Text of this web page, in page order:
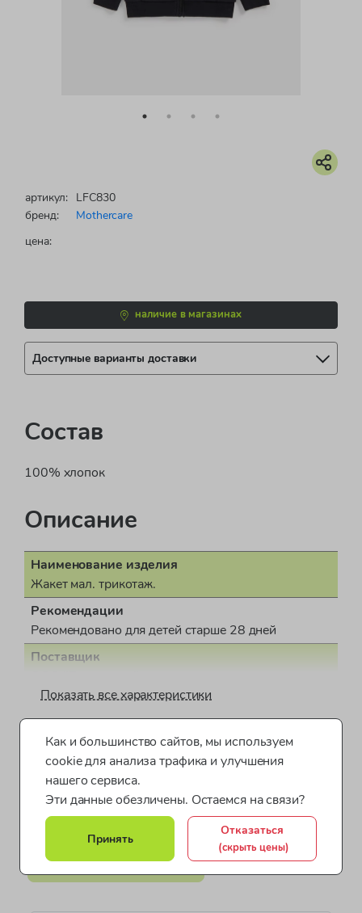
артикул: LFC830
бренд:
Mothercare
цена:
наличие в магазинах
Доступные варианты доставки
Состав
100% хлопок
Описание
Наименование изделия
Жакет мал. трикотаж.
Рекомендации
Рекомендовано для детей старше 28 дней
Поставщик
Пол
для мальчика
Страна производства
Бангладеш
Документ о соответствии
СЕАЭС RU С-GB.АЖ49.В.01725/22
Коллекция
Essentials
Показать все характеристики
Одежда для мальчиков от 1 до 2 лет
Одежда для мальчиков от 2 до 4 лет
Одежда для мальчиков от 4 до 7 лет
Одежда для малышей Mothercare
Как и большинство сайтов, мы используем
cookie для анализа трафика и улучшения
нашего сервиса.
Эти данные обезличены. Остаемся на связи?
Принять
Отказаться
(скрыть цены)